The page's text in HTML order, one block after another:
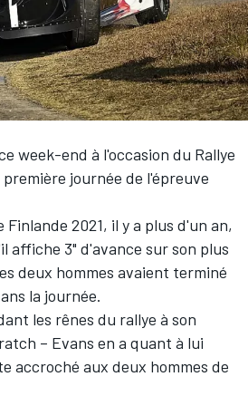
week-end à l'occasion du Rallye
journée de l'épreuve
2021, il y a plus d'un an,
affiche 3" d'avance sur son plus
deux hommes avaient terminé
la journée.
les rênes du rallye à son
– Evans en a quant à lui
accroché aux deux hommes de